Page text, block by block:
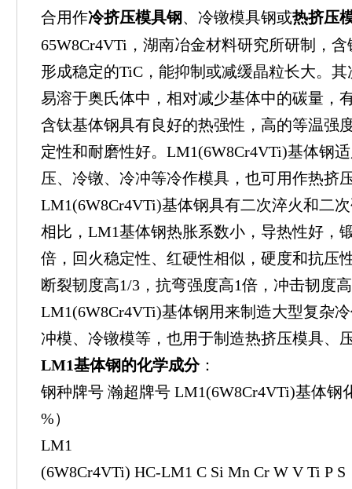
合用作冷挤压模具钢 、冷镦模具钢或热挤压
65W8Cr4VTi，湖南冶金材料研究所研制，
形成稳定的TiC，能抑制或减缓晶粒长大。
易溶于奥氏体中，相对减少基体中的碳量，
含钛基体钢具有良好的热强性，高的等温强
定性和耐磨性好。LM1(6W8Cr4VTi)基体钢
压、冷镦、冷冲等冷作模具，也可用作热挤
LM1(6W8Cr4VTi)基体钢具有二次淬火和二
相比，LM1基体钢热胀系数小，导热性好，
倍，回火稳定性、红硬性相似，硬度和抗压
断裂韧度高1/3，抗弯强度高1倍，冲击韧度
LM1(6W8Cr4VTi)基体钢用来制造大型复杂
冲模、冷镦模等，也用于制造热挤压模具、
LM1基体钢的化学成分：
钢种牌号 瀚超牌号 LM1(6W8Cr4VTi)基体钢
%）
LM1
(6W8Cr4VTi) HC-LM1 C Si Mn Cr W V Ti P S